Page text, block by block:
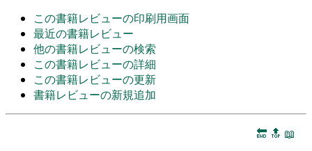
この書籍レビューの印刷用画面
最近の書籍レビュー
他の書籍レビューの検索
この書籍レビューの詳細
この書籍レビューの更新
書籍レビューの新規追加
🔚 🔝 📖